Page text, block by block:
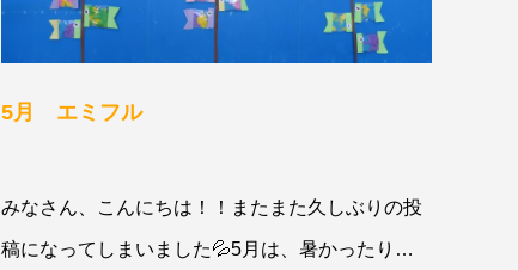
5月 エミフル
みなさん、こんにちは！！またまた久しぶりの投
稿になってしまいました💦5月は、暑かったり、